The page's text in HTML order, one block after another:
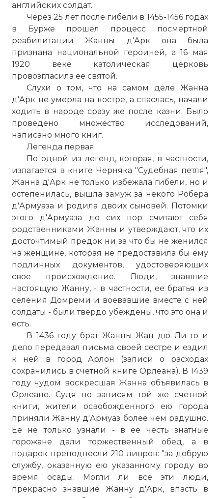
английских солдат.
Через 25 лет после гибели в 1455-1456 годах
в Бурже прошел процесс посмертной
реабилитации Жанны д'Арк она была
признана национальной героиней, а 16 мая
1920 веке католическая церковь
провозгласила ее святой.
Слухи о том, что на самом деле Жанна
д'Арк не умерла на костре, а спаслась, начали
ходить в народе сразу же после казни. Было
проведено множество исследований,
написано много книг.
Легенда первая
По одной из легенд, которая, в частности,
излагается в книге Черняка "Судебная петля",
Жанна д'Арк не только избежала гибели, но и
остепенилась, вышла замуж за некого Робера
д'Армуаза и родила двоих сыновей. Потомки
этого д'Армуаза до сих пор считают себя
родственниками Жанны и утверждают, что их
досточтимый предок ни за что бы не женился
на женщине, которая не предоставила бы ему
подлинных документов, удостоверяющих
свое происхождение. Люди, знавшие
настоящую Жанну, - в частности, ее братья из
селения Домреми и воевавшие вместе с ней
солдаты - были твердо убеждены, что это она и
есть.
В 1436 году брат Жанны Жан дю Ли то и
дело передавал письма своей сестре и ездил
к ней в город Арлон (записи о расходах
сохранились в счетной книге Орлеана). В 1439
году чудом воскресшая Жанна объявилась в
Орлеане. Судя по записям той же счетной
книги, жители освобожденного ею города
приняли Жанну д'Армуаз более чем радушно.
Ее не только узнали - в ее честь знатные
горожане дали торжественный обед, а в
подарок преподнесли 210 ливров: "за добрую
службу, оказанную ею указанному городу во
время осады. Могли ли все эти люди,
прекрасно знавшие Жанну д'Арк, впасть в